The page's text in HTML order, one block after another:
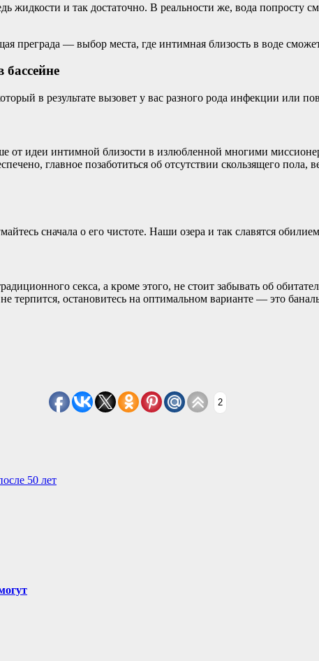
и так достаточно. В реальности же, вода попросту
— выбор места, где интимная близость в воде
в результате вызовет у вас разного рода инфекции или
идеи интимной близости в излюбленной многими
главное позаботиться об отсутствии скользящего
сначала о его чистоте. Наши озера и так славятся
секса, а кроме этого, не стоит забывать об
остановитесь на оптимальном варианте — это
2
50 лет